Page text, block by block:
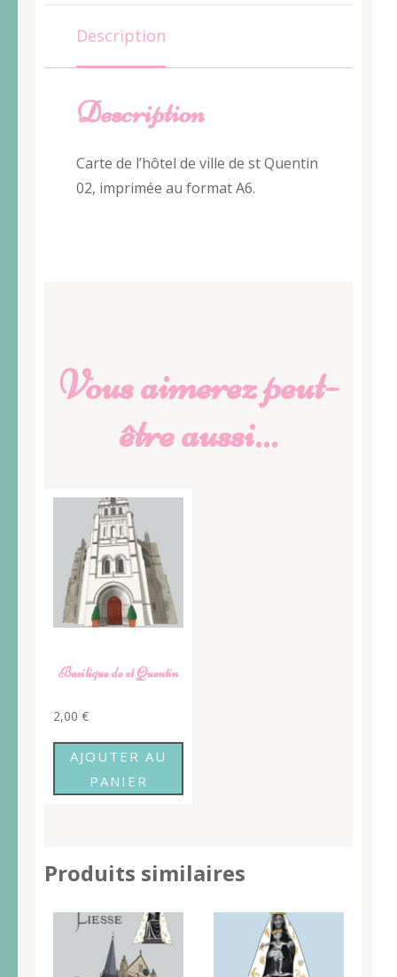
Quentin
02
Description
Description
Carte de l’hôtel de ville de st Quentin
02, imprimée au format A6.
Vous aimerez peut-
être aussi…
Basilique de st Quentin
2,00 €
AJOUTER AU
PANIER
Produits similaires